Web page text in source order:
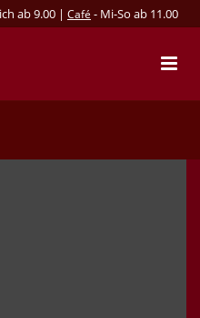
ab 9.00 | Café - Mi-So ab 11.00